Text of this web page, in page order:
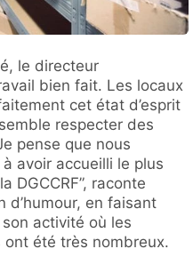
le directeur
bien fait. Les locaux
cet état d’esprit
respecter des
pense que nous
avoir accueilli le plus
DGCCRF”, raconte
d’humour, en faisant
activité où les
été très nombreux.